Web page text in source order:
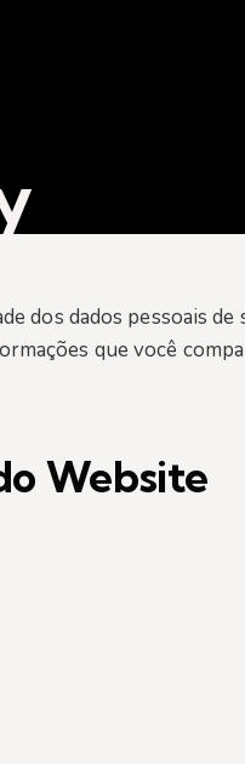
dos dados pessoais de
que você
Website